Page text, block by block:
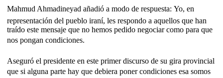
Mahmud Ahmadineyad añadió a modo de respuesta: Yo, en
representación del pueblo iraní, les respondo a aquellos que han
traído este mensaje que no hemos pedido negociar como para que
nos pongan condiciones.
Aseguró el presidente en este primer discurso de su gira provincial
que si alguna parte hay que debiera poner condiciones esa somos